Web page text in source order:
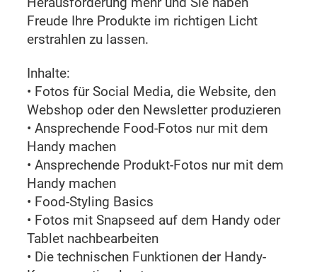
Freude Ihre Produkte im richtigen Licht
erstrahlen zu lassen.
Inhalte:
• Fotos für Social Media, die Website, den
Webshop oder den Newsletter produzieren
• Ansprechende Food-Fotos nur mit dem
Handy machen
• Ansprechende Produkt-Fotos nur mit dem
Handy machen
• Food-Styling Basics
• Fotos mit Snapseed auf dem Handy oder
Tablet nachbearbeiten
• Die technischen Funktionen der Handy-